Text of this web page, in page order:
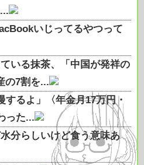
いじってるやつって
いる抹茶、「中国が発祥の
の7割を...
するよ」〈年金月17万円・
った...
分らしいけど食う意味あ